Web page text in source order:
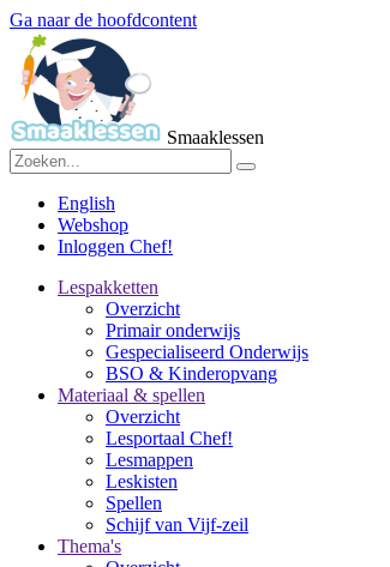
Ga naar de hoofdcontent
Smaaklessen
English
Webshop
Inloggen Chef!
Lespakketten
Overzicht
Primair onderwijs
Gespecialiseerd Onderwijs
BSO & Kinderopvang
Materiaal & spellen
Overzicht
Lesportaal Chef!
Lesmappen
Leskisten
Spellen
Schijf van Vijf-zeil
Thema's